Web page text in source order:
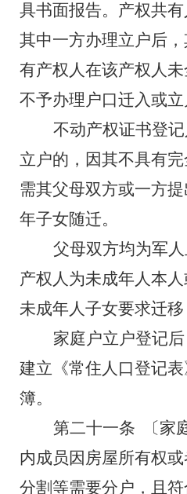
具书面报告。产权共
其中一方办理立户后
有产权人在该产权人
不予办理户口迁入或立
不动产权证书登
立户的，因其不具有完
需其父母双方或一方
年子女随迁。
父母双方均为军
产权人为未成年人本人
未成年人子女要求迁移
家庭户立户登记
建立《常住人口登记
簿。
第二十一条
〔
内成员因房屋所有权或
分割等需要分户，且